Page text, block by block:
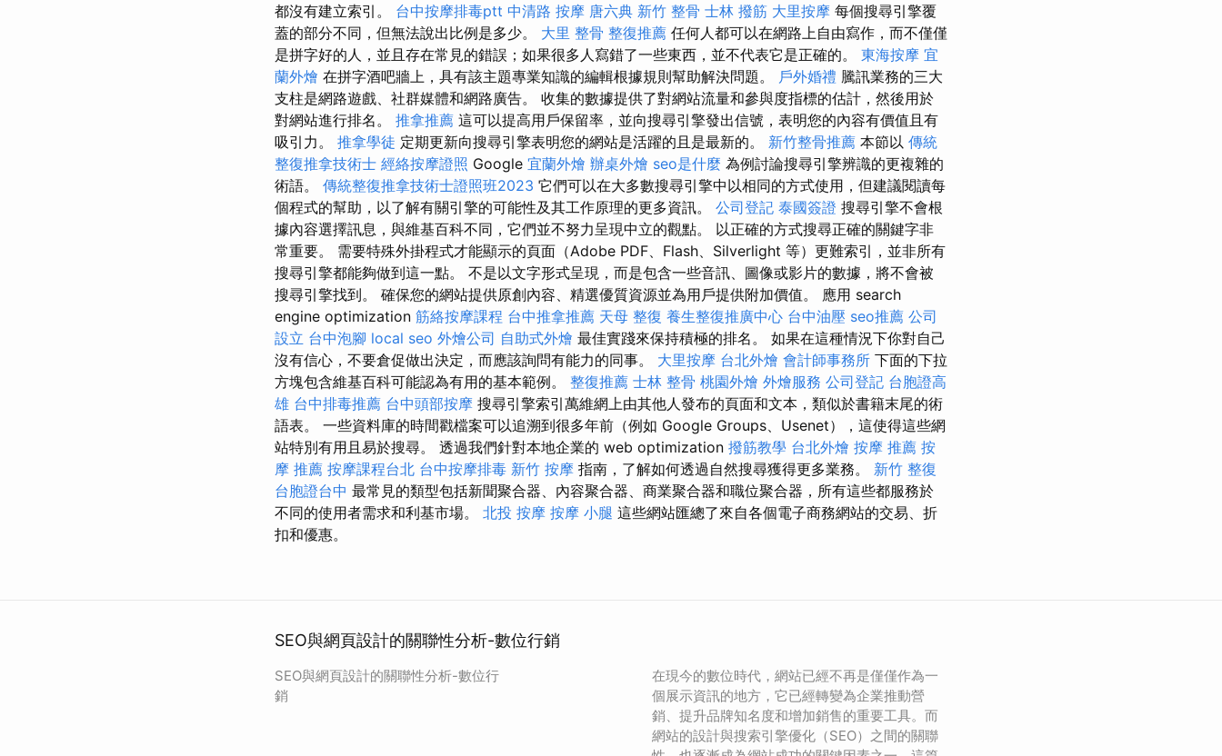
都沒有建立索引。 台中按摩排毒ptt 中清路 按摩 唐六典 新竹 整骨 士林 撥筋 大里按摩 每個搜尋引擎覆
蓋的部分不同，但無法說出比例是多少。 大里 整骨 整復推薦 任何人都可以在網路上自由寫作，而不僅僅
是拼字好的人，並且存在常見的錯誤；如果很多人寫錯了一些東西，並不代表它是正確的。 東海按摩 宜
蘭外燴 在拼字酒吧牆上，具有該主題專業知識的編輯根據規則幫助解決問題。 戶外婚禮 騰訊業務的三大
支柱是網路遊戲、社群媒體和網路廣告。 收集的數據提供了對網站流量和參與度指標的估計，然後用於
對網站進行排名。 推拿推薦 這可以提高用戶保留率，並向搜尋引擎發出信號，表明您的內容有價值且有
吸引力。 推拿學徒 定期更新向搜尋引擎表明您的網站是活躍的且是最新的。 新竹整骨推薦 本節以 傳統
整復推拿技術士 經絡按摩證照 Google 宜蘭外燴 辦桌外燴 seo是什麼 為例討論搜尋引擎辨識的更複雜的
術語。 傳統整復推拿技術士證照班2023 它們可以在大多數搜尋引擎中以相同的方式使用，但建議閱讀每
個程式的幫助，以了解有關引擎的可能性及其工作原理的更多資訊。 公司登記 泰國簽證 搜尋引擎不會根
據內容選擇訊息，與維基百科不同，它們並不努力呈現中立的觀點。 以正確的方式搜尋正確的關鍵字非
常重要。 需要特殊外掛程式才能顯示的頁面（Adobe PDF、Flash、Silverlight 等）更難索引，並非所有
搜尋引擎都能夠做到這一點。 不是以文字形式呈現，而是包含一些音訊、圖像或影片的數據，將不會被
搜尋引擎找到。 確保您的網站提供原創內容、精選優質資源並為用戶提供附加價值。 應用 search
engine optimization 筋絡按摩課程 台中推拿推薦 天母 整復 養生整復推廣中心 台中油壓 seo推薦 公司
設立 台中泡腳 local seo 外燴公司 自助式外燴 最佳實踐來保持積極的排名。 如果在這種情況下你對自己
沒有信心，不要倉促做出決定，而應該詢問有能力的同事。 大里按摩 台北外燴 會計師事務所 下面的下拉
方塊包含維基百科可能認為有用的基本範例。 整復推薦 士林 整骨 桃園外燴 外燴服務 公司登記 台胞證高
雄 台中排毒推薦 台中頭部按摩 搜尋引擎索引萬維網上由其他人發布的頁面和文本，類似於書籍末尾的術
語表。 一些資料庫的時間戳檔案可以追溯到很多年前（例如 Google Groups、Usenet），這使得這些網
站特別有用且易於搜尋。 透過我們針對本地企業的 web optimization 撥筋教學 台北外燴 按摩 推薦 按
摩 推薦 按摩課程台北 台中按摩排毒 新竹 按摩 指南，了解如何透過自然搜尋獲得更多業務。 新竹 整復
台胞證台中 最常見的類型包括新聞聚合器、內容聚合器、商業聚合器和職位聚合器，所有這些都服務於
不同的使用者需求和利基市場。 北投 按摩 按摩 小腿 這些網站匯總了來自各個電子商務網站的交易、折
扣和優惠。
SEO與網頁設計的關聯性分析-數位行銷
SEO與網頁設計的關聯性分析-數位行
銷
在現今的數位時代，網站已經不再是僅僅作為一
個展示資訊的地方，它已經轉變為企業推動營
銷、提升品牌知名度和增加銷售的重要工具。而
網站的設計與搜索引擎優化（SEO）之間的關聯